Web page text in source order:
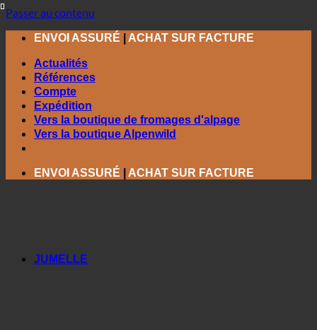
Passer au contenu
ENVOI ASSURÉ ACHAT SUR FACTURE
Actualités
Références
Compte
Expédition
Vers la boutique de fromages d'alpage
Vers la boutique Alpenwild
ENVOI ASSURÉ ACHAT SUR FACTURE
JUMELLE